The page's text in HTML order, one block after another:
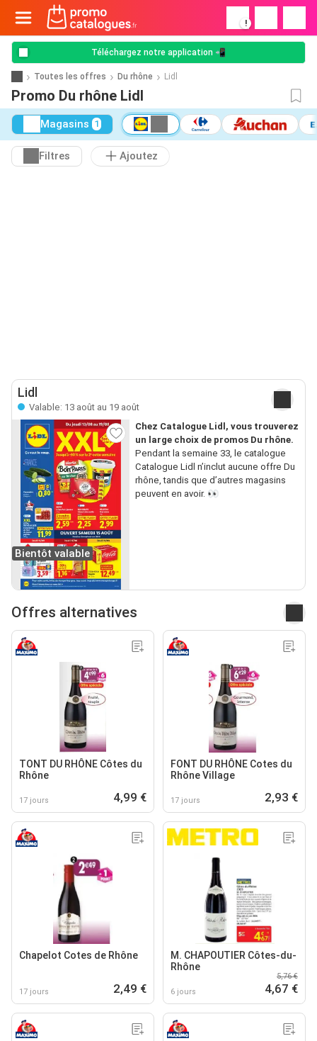
!
Téléchargez notre application 📲
Toutes les offres Du rhône Lidl
Promo Du rhône Lidl
Magasins 1
Filtres Ajoutez
Lidl
Valable: 13 août au 19 août
Bientôt valable
Chez Catalogue Lidl, vous trouverez
un large choix de promos Du rhône.
Pendant la semaine 33, le catalogue
Catalogue Lidl n’inclut aucune offre Du
rhône, tandis que d’autres magasins
peuvent en avoir. 👀
Offres alternatives
TONT DU RHÔNE Côtes du
Rhône
17 jours 4,99 €
FONT DU RHÔNE Cotes du
Rhône Village
17 jours 2,93 €
Chapelot Cotes de Rhône
17 jours 2,49 €
M. CHAPOUTIER Côtes-du-
Rhône
6 jours
5,76 €
4,67 €